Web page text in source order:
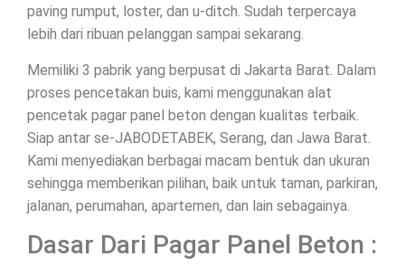
paving rumput, loster, dan u-ditch. Sudah terpercaya
lebih dari ribuan pelanggan sampai sekarang.
Memiliki 3 pabrik yang berpusat di Jakarta Barat. Dalam
proses pencetakan buis, kami menggunakan alat
pencetak pagar panel beton dengan kualitas terbaik.
Siap antar se-JABODETABEK, Serang, dan Jawa Barat.
Kami menyediakan berbagai macam bentuk dan ukuran
sehingga memberikan pilihan, baik untuk taman, parkiran,
jalanan, perumahan, apartemen, dan lain sebagainya.
Dasar Dari Pagar Panel Beton :